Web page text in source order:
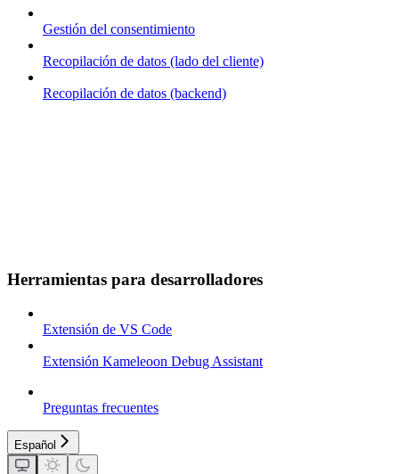
Gestión del consentimiento
Recopilación de datos (lado del cliente)
Recopilación de datos (backend)
Herramientas para desarrolladores
Extensión de VS Code
Extensión Kameleoon Debug Assistant
Preguntas frecuentes
Español